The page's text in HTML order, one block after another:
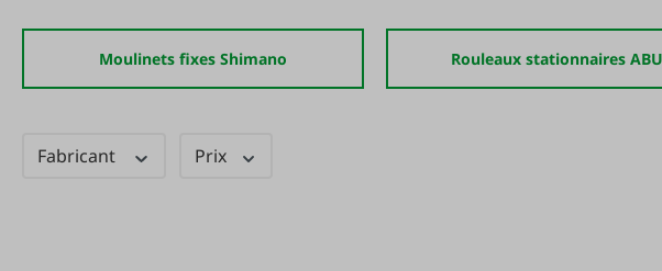
Moulinets fixes Shimano Rouleaux stationnaires ABU
Fabricant Prix